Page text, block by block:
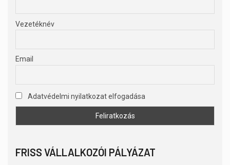
Vezetéknév
Email
Adatvédelmi nyilatkozat elfogadása
FRISS VÁLLALKOZÓI PÁLYÁZAT